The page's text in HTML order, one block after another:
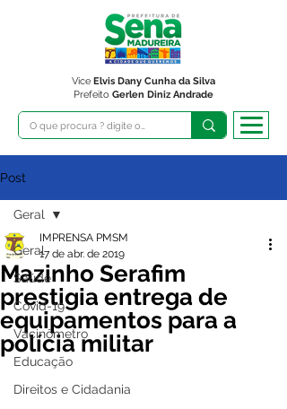
Prefeito Gerlen Diniz Andrade
Vice Elvis Dany Cunha da Silva
Post
Geral
Saúde
Covid-19
Vacinômetro
Educação
Direitos e Cidadania
Geral
Mazinho Serafim
prestigia entrega de
equipamentos para a
polícia militar
IMPRENSA PMSM
17 de abr. de 2019